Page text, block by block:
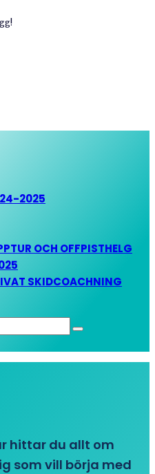
2025
OCH OFFPISTHELG
SKIDCOACHNING
hittar du allt om
som vill börja med